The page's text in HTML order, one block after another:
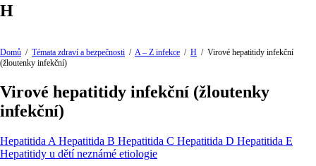
H
Domů / Témata zdraví a bezpečnosti / A – Z infekce / H / Virové hepatitidy infekční
(žloutenky infekční)
Virové hepatitidy infekční (žloutenky
infekční)
Hepatitida A Hepatitida B Hepatitida C Hepatitida D Hepatitida E
Hepatitidy u dětí neznámé etiologie